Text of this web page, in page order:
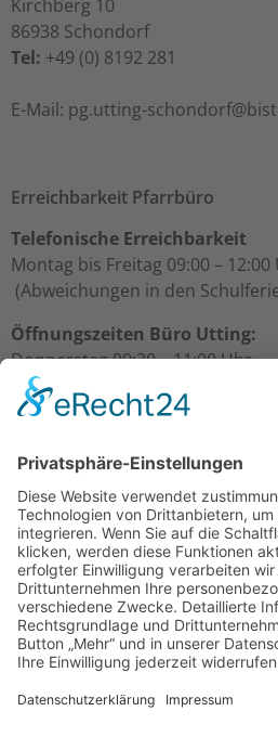
Kirchberg 10
86938 Schondorf
Tel: +49 (0) 8192 281
ed.grubsgua-
Erreichbarkeit Pfarrbüro
Telefonische Erreichbarkeit
Montag bis Freitag 09:00 – 12:00
(Abweichungen in den
Öffnungszeiten Büro Utting:
Donnerstag 09:30 – 11:00 Uhr
Freitag 09:30 – 11:00 Uhr
Freitag 10:00 – 11:00 Uhr
Über uns
Gesamtpfarrgemeinderat
Kirchenverwaltungen
Mitarbeiter/innen
Termine & Events